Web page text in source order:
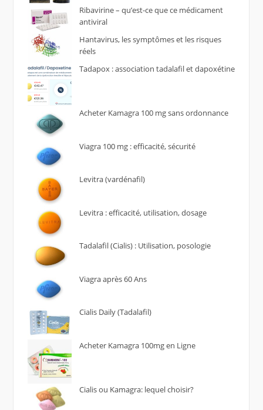
Ribavirine – qu’est-ce que ce médicament
antiviral
Hantavirus, les symptômes et les risques
réels
Tadapox : association tadalafil et dapoxétine
Acheter Kamagra 100 mg sans ordonnance
Viagra 100 mg : efficacité, sécurité
Levitra (vardénafil)
Levitra : efficacité, utilisation, dosage
Tadalafil (Cialis) : Utilisation, posologie
Viagra après 60 Ans
Cialis Daily (Tadalafil)
Acheter Kamagra 100mg en Ligne
Cialis ou Kamagra: lequel choisir?